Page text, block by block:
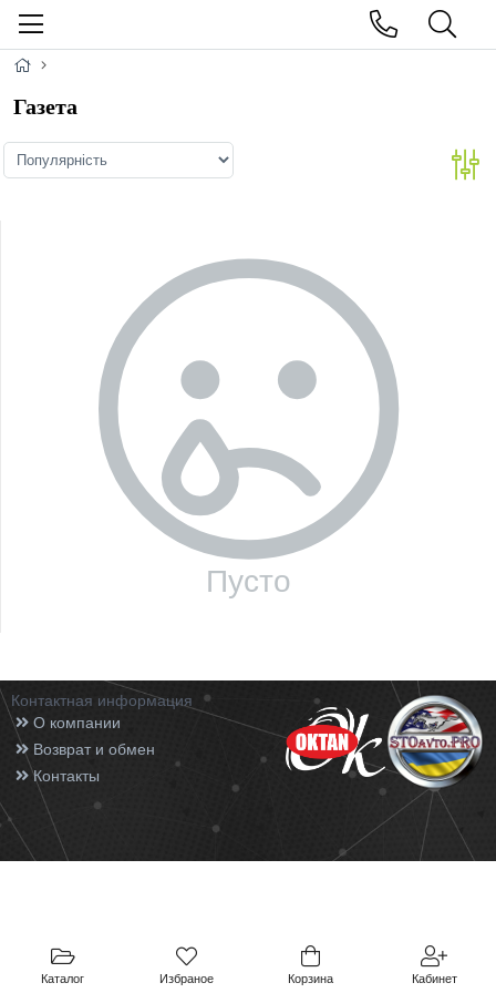
Каталог Избраное Корзина Кабинет
Газета
Пусто
Контактная информация
О компании
Возврат и обмен
Контакты